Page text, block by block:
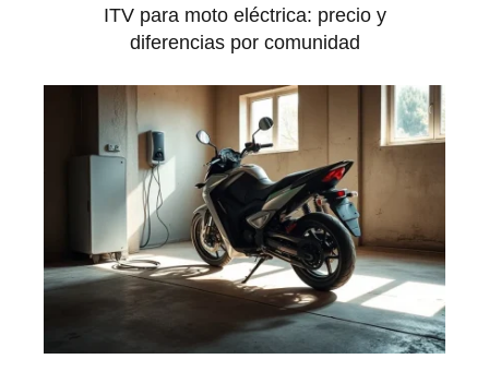
ITV para moto eléctrica: precio y
diferencias por comunidad